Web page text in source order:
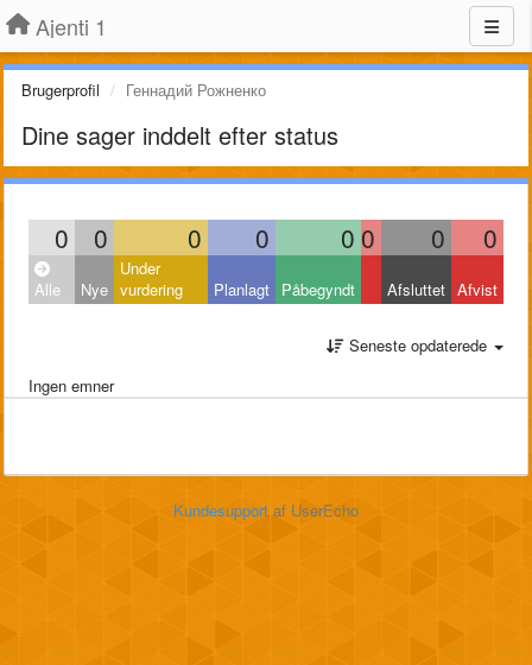
Ajenti 1
Brugerprofil Геннадий Рожненко
Dine sager inddelt efter status
0 0 0 0 0 0 0 0
Alle Nye
Under
vurdering
Planlagt Påbegyndt Afsluttet Afvist
Seneste opdaterede
Ingen emner
Kundesupport af UserEcho